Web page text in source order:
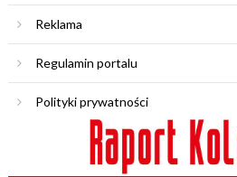
Reklama
Regulamin portalu
Polityki prywatności